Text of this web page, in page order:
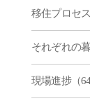
移住プロセス
それぞれの
現場進捗（